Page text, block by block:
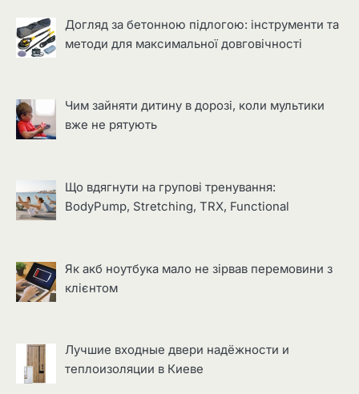
Догляд за бетонною підлогою: інструменти та
методи для максимальної довговічності
Чим зайняти дитину в дорозі, коли мультики
вже не рятують
Що вдягнути на групові тренування:
BodyPump, Stretching, TRX, Functional
Як акб ноутбука мало не зірвав перемовини з
клієнтом
Лучшие входные двери надёжности и
теплоизоляции в Киеве